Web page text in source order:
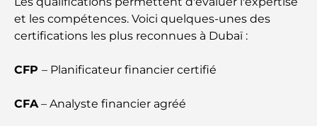
Harbour où dîner
adapté aux familles
Restaurants à Dubai Hills : Les meilleures adresses
gourmandes d’un quartier en pleine expansion
et les compétences. Voici quelques-unes des
certifications les plus reconnues à Dubaï :
CFP – Planificateur financier certifié
CFA– Analyste financier agréé